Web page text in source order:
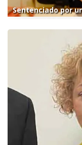
Sentenciado por